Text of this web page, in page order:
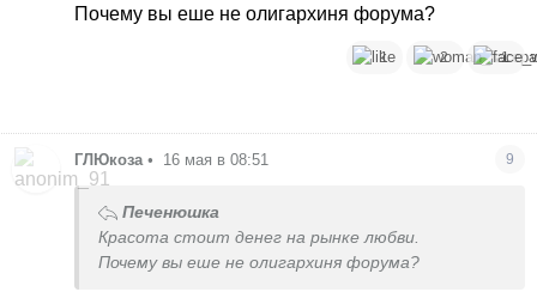
Почему вы еше не олигархиня форума?
1 2 1
ГЛЮкоза • 16 мая в 08:51 9
Печенюшка
Красота стоит денег на рынке любви.
Почему вы еше не олигархиня форума?